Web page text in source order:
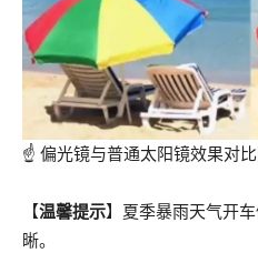
☝ 偏光镜与普通太阳镜效果对比
【温馨提示】夏季暴雨天气开
晰。